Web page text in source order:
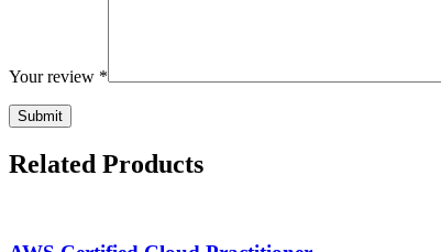
Your review *
Related Products